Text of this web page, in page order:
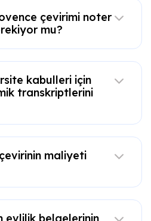
çevirimi noter
mu?
kabulleri için
transkriptlerini
maliyeti